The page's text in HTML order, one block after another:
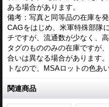
ある場合があります。
備考：写真と同等品の在庫を
CAGをはじめ、米軍特殊部隊
チですが、流通数が少なく、
タグのもののみの在庫ですが
合いは異なる場合があります
トなので、MSAロットの色あ
関連商品